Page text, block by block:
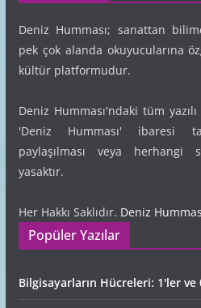
Deniz Humması; sanattan
pek çok alanda okuyucularına
kültür platformudur.
Deniz Humması'ndaki tüm
'Deniz Humması' ibaresi
paylaşılması veya herhangi
yasaktır.
Her Hakkı Saklıdır. Deniz
Popüler Yazılar
Bilgisayarların Hücreleri: 1'ler ve